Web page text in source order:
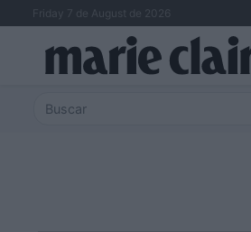
Friday 7 de August de 2026